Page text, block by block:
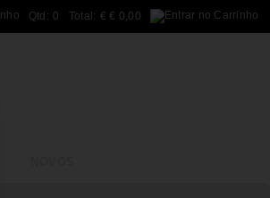
Qtd: 0 Total: €€ 0,00